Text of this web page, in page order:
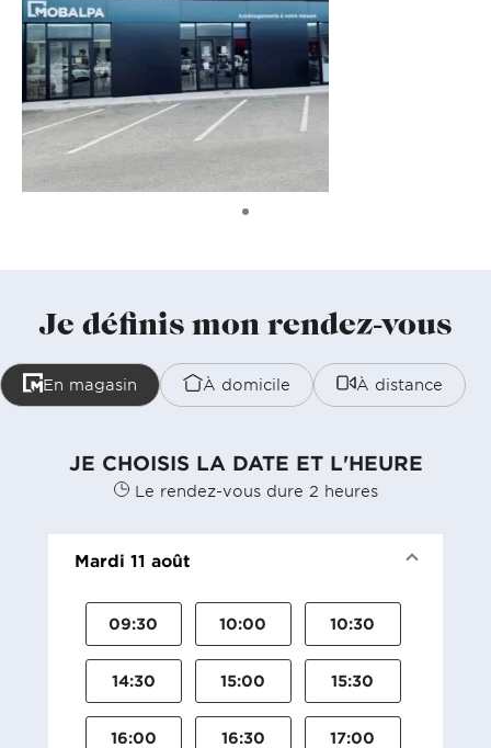
Je définis mon rendez-vous
En magasin À domicile À distance
JE CHOISIS LA DATE ET L'HEURE
Le rendez-vous dure 2 heures
Mardi 11 août
09:30 10:00 10:30
14:30 15:00 15:30
16:00 16:30 17:00